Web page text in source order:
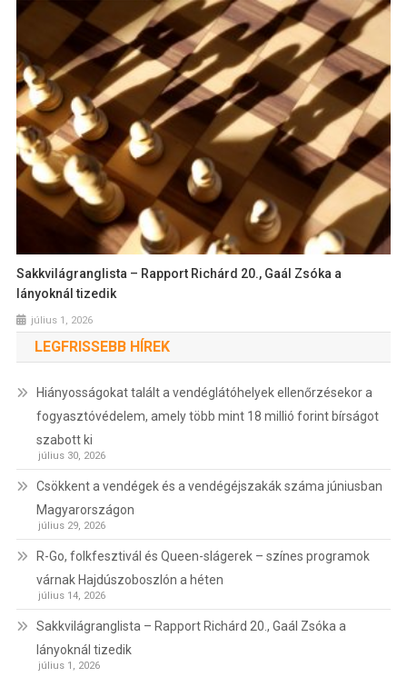
Sakkvilágranglista – Rapport Richárd 20., Gaál Zsóka a
lányoknál tizedik
július 1, 2026
LEGFRISSEBB HÍREK
Hiányosságokat talált a vendéglátóhelyek ellenőrzésekor a
fogyasztóvédelem, amely több mint 18 millió forint bírságot
szabott ki
július 30, 2026
Csökkent a vendégek és a vendégéjszakák száma júniusban
Magyarországon
július 29, 2026
R-Go, folkfesztivál és Queen-slágerek – színes programok
várnak Hajdúszoboszlón a héten
július 14, 2026
Sakkvilágranglista – Rapport Richárd 20., Gaál Zsóka a
lányoknál tizedik
július 1, 2026